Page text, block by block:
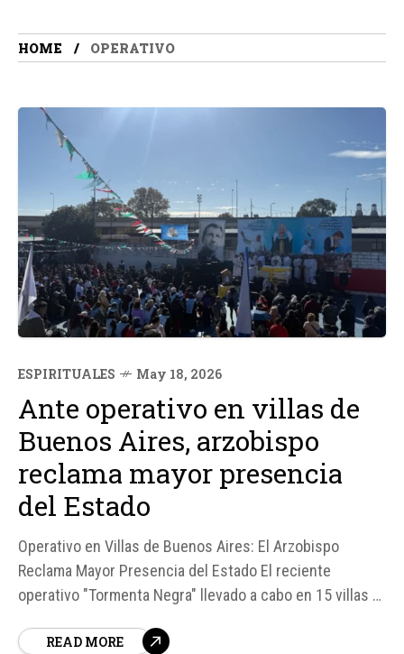
HOME OPERATIVO
ESPIRITUALES May 18, 2026
Ante operativo en villas de
Buenos Aires, arzobispo
reclama mayor presencia
del Estado
Operativo en Villas de Buenos Aires: El Arzobispo
Reclama Mayor Presencia del Estado El reciente
operativo "Tormenta Negra" llevado a cabo en 15 villas y
1. 500 efectivos policiales, ha generado un saldo de 27
READ MORE